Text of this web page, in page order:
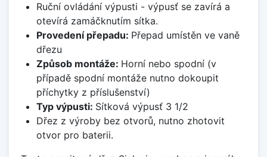
Ruční ovládání výpusti - výpusť se zavírá a
otevírá zamáčknutím sítka.
Provedení přepadu: Přepad umístěn ve vaně
dřezu
Způsob montáže: Horní nebo spodní (v
případě spodní montáže nutno dokoupit
příchytky z příslušenství)
Typ výpusti: Sítková výpusť 3 1/2
Dřez z výroby bez otvorů, nutno zhotovit
otvor pro baterii.